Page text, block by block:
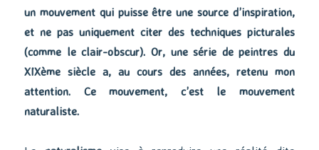
un mouvement qui puisse être une source d’inspiration,
et ne pas uniquement citer des techniques picturales
(comme le clair-obscur). Or, une série de peintres du
XIXème siècle a, au cours des années, retenu mon
attention. Ce mouvement, c’est le mouvement
naturaliste.